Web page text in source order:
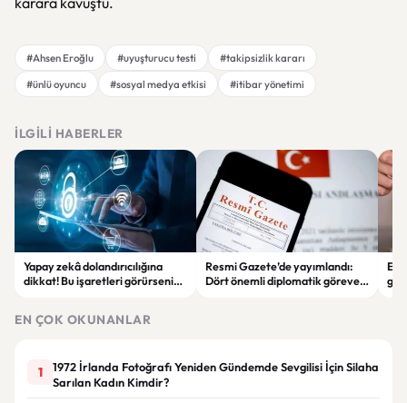
#Ahsen Eroğlu #uyuşturucu testi
#takipsizlik kararı
#ünlü oyuncu
#sosyal medya etkisi #itibar yönetimi
İLGILI HABERLER
Yapay zekâ dolandırıcılığına
dikkat! Bu işaretleri görürseniz
Resmi Gazete’de yayımlandı:
Dört önemli diplomatik göreve
EN ÇOK OKUNANLAR
1
1972 İrlanda Fotoğrafı Yeniden Gündemde Sevgilisi İçin Silaha
Sarılan Kadın Kimdir?